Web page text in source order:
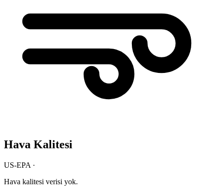
Hava Kalitesi
US-EPA ·
Hava kalitesi verisi yok.